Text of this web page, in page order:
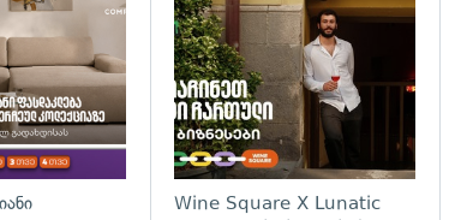
Wine Square X Lunatic